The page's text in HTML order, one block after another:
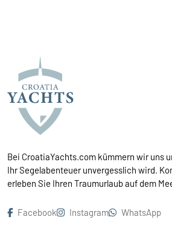
Bei CroatiaYachts.com kümmern wir uns
Ihr Segelabenteuer unvergesslich wird.
erleben Sie Ihren Traumurlaub auf dem
Facebook Instagram WhatsApp